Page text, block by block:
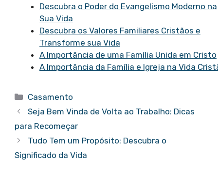
Descubra o Poder do Evangelismo Moderno na
Sua Vida
Descubra os Valores Familiares Cristãos e
Transforme sua Vida
A Importância de uma Família Unida em Cristo
A Importância da Família e Igreja na Vida
Categorias
Casamento
Seja Bem Vinda de Volta ao Trabalho: Dicas
para Recomeçar
Tudo Tem um Propósito: Descubra o
Significado da Vida